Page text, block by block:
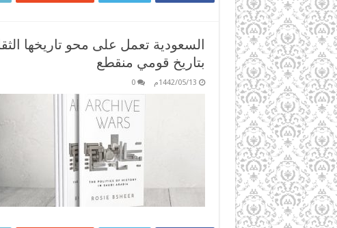
السعودية تعمل على محو تاريخها
بتاريخ قومي منقطع
1442/05/13م 0